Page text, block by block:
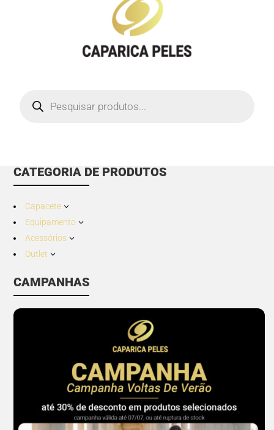
search
CATEGORIA DE PRODUTOS
Capacete 3
Equipamento 3
Acessórios 3
Outlet 3
CAMPANHAS